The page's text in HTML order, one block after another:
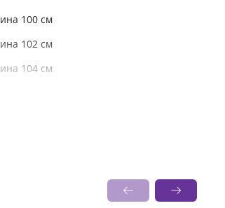
100 см
102 см
104 см